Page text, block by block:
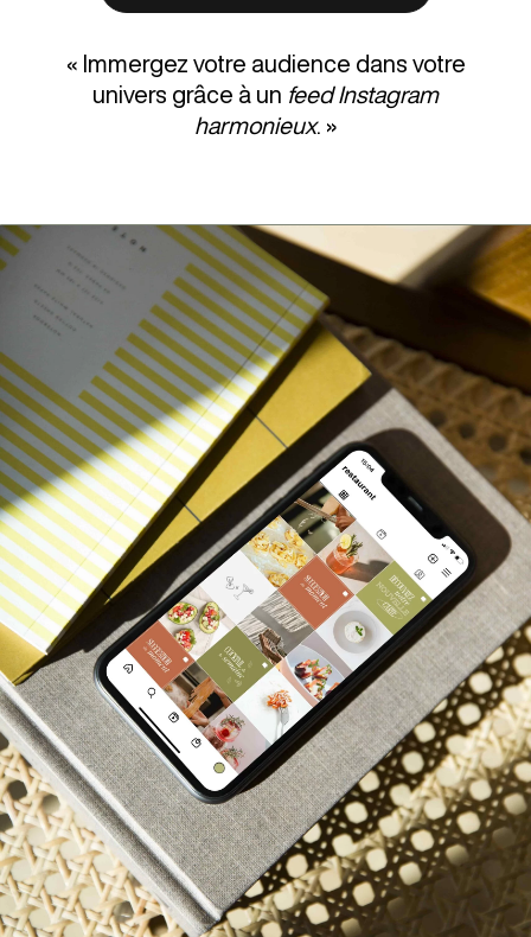
« Immergez votre audience dans votre
univers grâce à un feed Instagram
harmonieux. »